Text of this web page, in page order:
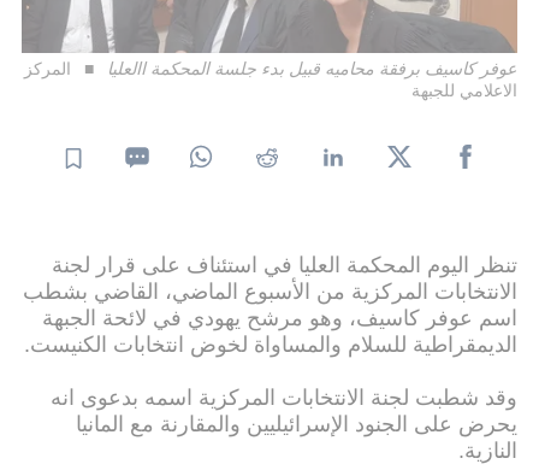
عوفر كاسيف برفقة محاميه قبيل بدء جلسة المحكمة االعليا
المركز
الاعلامي للجبهة
تنظر اليوم المحكمة العليا في استئناف على قرار لجنة
الانتخابات المركزية من الأسبوع الماضي، القاضي بشطب
اسم عوفر كاسيف، وهو مرشح يهودي في لائحة الجبهة
الديمقراطية للسلام والمساواة لخوض انتخابات الكنيست.
وقد شطبت لجنة الانتخابات المركزية اسمه بدعوى انه
يحرض على الجنود الإسرائيليين والمقارنة مع المانيا
النازية.